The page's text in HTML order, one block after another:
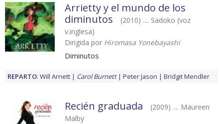
Arrietty y el mundo de los
diminutos
(2010) .... Sadoko (voz
v.inglesa)
Dirigida por Hiromasa Yonebayashi
Diminutos
REPARTO: Will Arnett Carol Burnett Peter Jason Bridgit Mendler
Recién graduada
(2009) .... Maureen
Malby